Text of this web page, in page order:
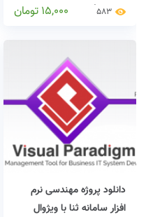
مبتدیان)
583
15,000 تومان
دانلود پروژه مهندسی نرم
افزار سامانه ثنا با ویژوال